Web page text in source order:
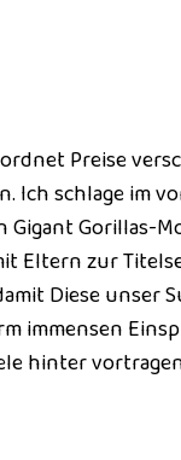
Preise
Ich schlage im
Gorillas-
Eltern zur
Diese unser
immensen
hinter